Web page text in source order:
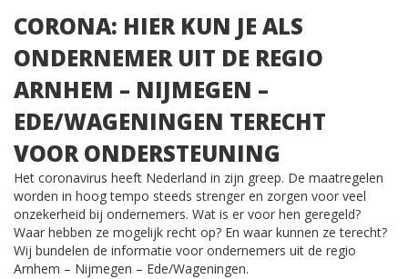
CORONA: HIER KUN JE ALS
ONDERNEMER UIT DE REGIO
ARNHEM – NIJMEGEN –
EDE/WAGENINGEN TERECHT
VOOR ONDERSTEUNING
Het coronavirus heeft Nederland in zijn greep. De maatregelen
worden in hoog tempo steeds strenger en zorgen voor veel
onzekerheid bij ondernemers. Wat is er voor hen geregeld?
Waar hebben ze mogelijk recht op? En waar kunnen ze terecht?
Wij bundelen de informatie voor ondernemers uit de regio
Arnhem – Nijmegen – Ede/Wageningen.